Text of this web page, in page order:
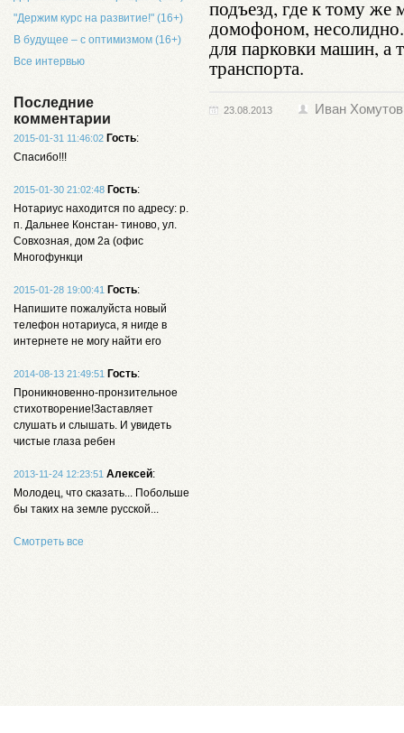
"Держим курс на развитие!" (16+)
В будущее – с оптимизмом (16+)
Все интервью
Последние
комментарии
2015-01-31 11:46:02 Гость:
Спасибо!!!
2015-01-30 21:02:48 Гость:
Нотариус находится по адресу: р.
п. Дальнее Констан- тиново, ул.
Совхозная, дом 2а (офис
Многофункци
2015-01-28 19:00:41 Гость:
Напишите пожалуйста новый
телефон нотариуса, я нигде в
интернете не могу найти его
2014-08-13 21:49:51 Гость:
Проникновенно-пронзительное
стихотворение!Заставляет
слушать и слышать. И увидеть
чистые глаза ребен
2013-11-24 12:23:51 Алексей:
Молодец, что сказать... Побольше
бы таких на земле русской...
Смотреть все
подъезд, где к тому же
домофоном,
для парковки машин, а
транспорта.
23.08.2013 Иван Хомутов